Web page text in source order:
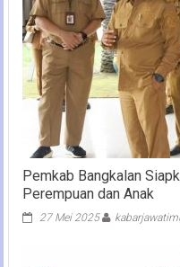
Pemkab Bangkalan
Perempuan dan Anak
27 Mei 2025